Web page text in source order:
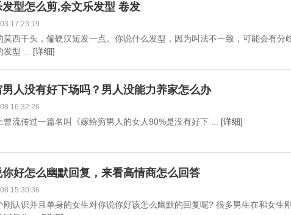
型怎么剪,余文乐发型 卷发
17:23:19
莫西干头，偏硬汉短发一点。你说什么发型，因为叫法不一致，可能会有分
发型 ... [详细]
人没有好下场吗？男人没能力养家怎么办
16:32:26
曾流传过一篇名叫《嫁给穷男人的女人90%是没有好下 ... [详细]
好怎么幽默回复，来看高情商怎么回答
15:30:36
刚认识并且单身的女生对你说你好该怎么幽默的回复呢? 很多男生在和女生